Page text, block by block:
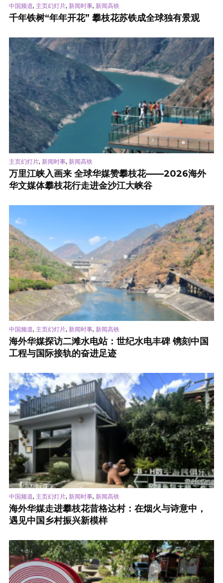
中国频道, 主页幻灯片, 新闻时事, 新闻高铁
千年铁树“年年开花” 攀枝花苏铁成全球独有景观
主页幻灯片, 新闻时事, 新闻高铁
万里江峡入画来 全球华媒赞攀枝花——2026海外
华文媒体攀枝花行走进金沙江大峡谷
中国频道, 主页幻灯片, 新闻时事, 新闻高铁
海外华媒探访二滩水电站：世纪水电丰碑 镌刻中国
工程与国际接轨的奋进足迹
中国频道, 主页幻灯片, 新闻时事, 新闻高铁
海外华媒走进攀枝花昔格达村：在烟火与诗意中，
遇见中国乡村振兴新模样